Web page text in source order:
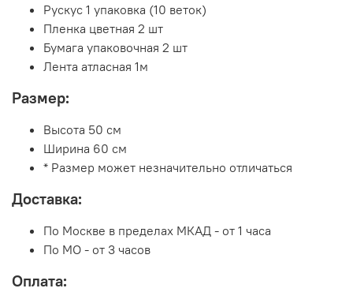
Рускус 1 упаковка (10 веток)
Пленка цветная 2 шт
Бумага упаковочная 2 шт
Лента атласная 1м
Размер:
Высота 50 см
Ширина 60 см
* Размер может незначительно отличаться
Доставка:
По Москве в пределах МКАД - от 1 часа
По МО - от 3 часов
Оплата: